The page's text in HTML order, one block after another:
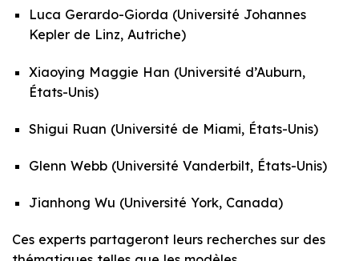
Luca Gerardo-Giorda (Université Johannes
Kepler de Linz, Autriche)
Xiaoying Maggie Han (Université d’Auburn,
États-Unis)
Shigui Ruan (Université de Miami, États-Unis)
Glenn Webb (Université Vanderbilt, États-Unis)
Jianhong Wu (Université York, Canada)
Ces experts partageront leurs recherches sur des